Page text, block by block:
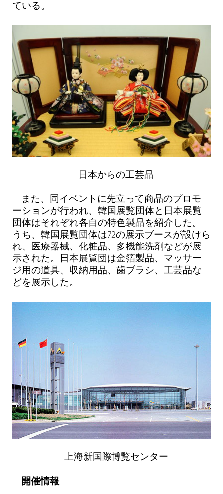
ている。
日本からの工芸品
また、同イベントに先立って商品のプロモ
ーションが行われ、韓国展覧団体と日本展覧
団体はそれぞれ各自の特色製品を紹介した。
うち、韓国展覧団体は72の展示ブースが設けら
れ、医療器械、化粧品、多機能洗剤などが展
示された。日本展覧団は金箔製品、マッサー
ジ用の道具、収納用品、歯ブラシ、工芸品な
どを展示した。
上海新国際博覧センター
開催情報